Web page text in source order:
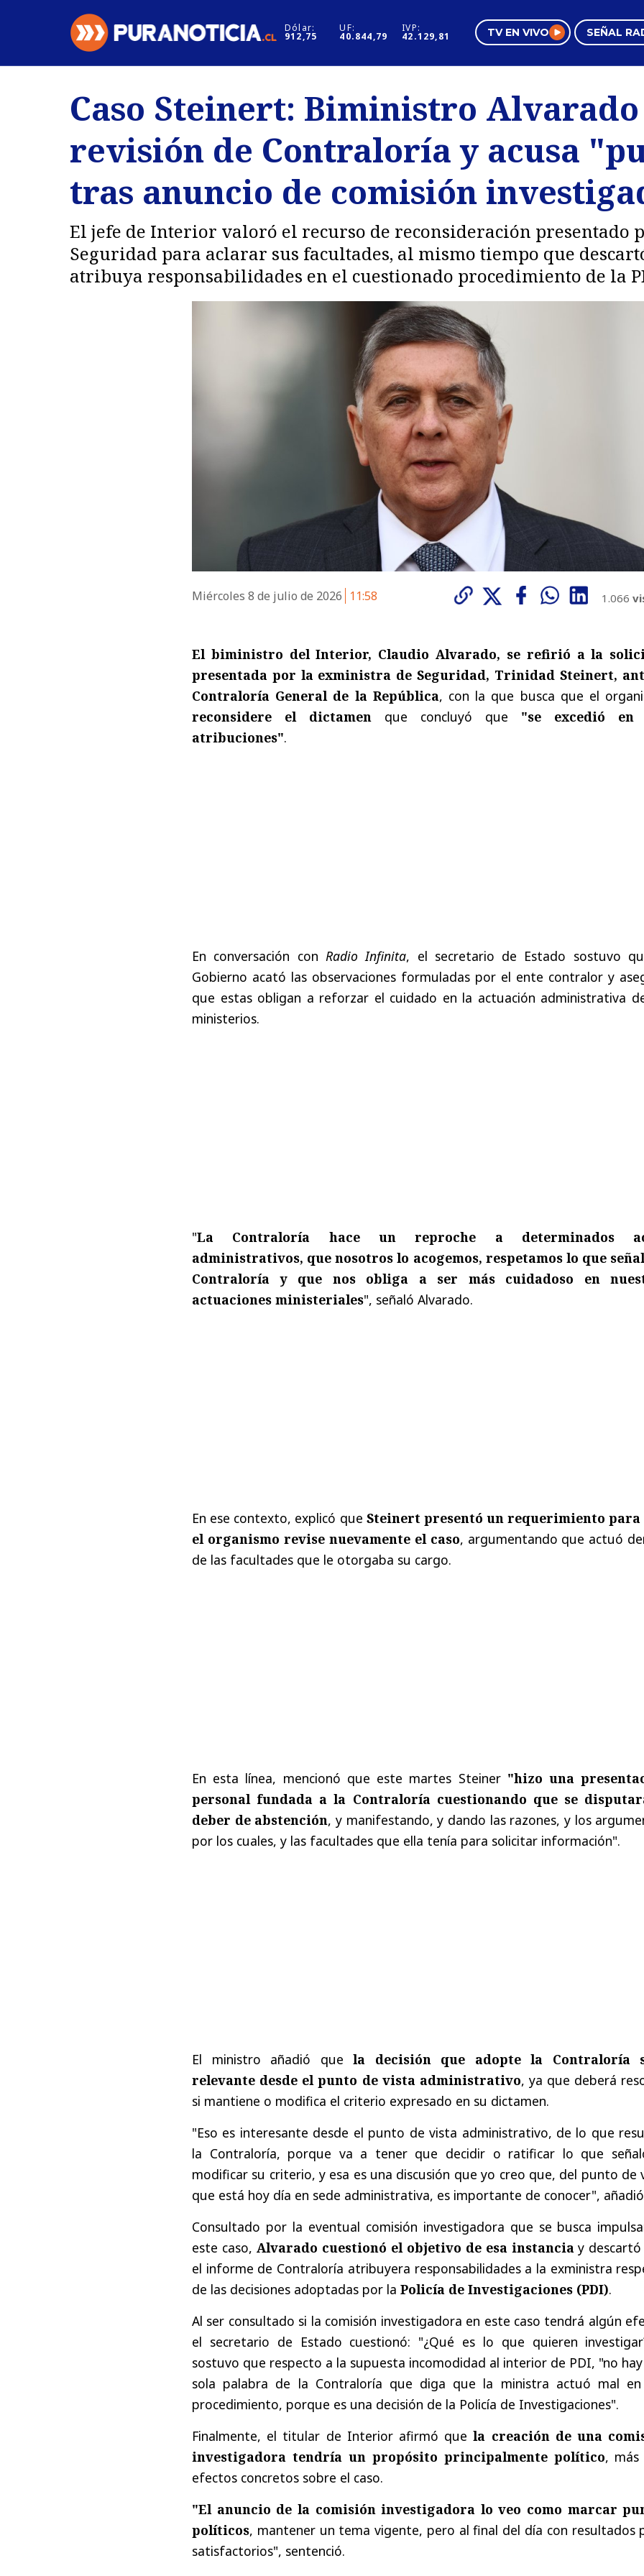
Dólar:
912,75
UF:
40.844,79
IVP:
42.129,81 TV EN VIVO SEÑAL
Regiones
Deportes
Internacional
Motores
Negocios
Pura Mujer
Caso Steinert: Biministro
revisión de Contraloría y acusa
tras anuncio de comisión
El jefe de Interior valoró el recurso de reconsideración presentado
Seguridad para aclarar sus facultades, al mismo tiempo que
atribuya responsabilidades en el cuestionado procedimiento de la
Miércoles 8 de julio de 2026 11:58 1.066
El biministro del Interior, Claudio Alvarado, se refirió a la
presentada por la exministra de Seguridad, Trinidad Steinert,
Contraloría General de la República, con la que busca que el
reconsidere el dictamen que concluyó que "se excedió en
atribuciones".
En conversación con Radio Infinita, el secretario de Estado sostuvo
Gobierno acató las observaciones formuladas por el ente contralor y
que estas obligan a reforzar el cuidado en la actuación administrativa
ministerios.
"La Contraloría hace un reproche a determinados
administrativos, que nosotros lo acogemos, respetamos lo que
Contraloría y que nos obliga a ser más cuidadoso en
actuaciones ministeriales", señaló Alvarado.
En ese contexto, explicó que Steinert presentó un requerimiento para
el organismo revise nuevamente el caso, argumentando que actuó
de las facultades que le otorgaba su cargo.
En esta línea, mencionó que este martes Steiner "hizo una
personal fundada a la Contraloría cuestionando que se
deber de abstención, y manifestando, y dando las razones, y los
por los cuales, y las facultades que ella tenía para solicitar información".
El ministro añadió quela decisión que adopte la Contraloría
relevante desde el punto de vista administrativo, ya que deberá
si mantiene o modifica el criterio expresado en su dictamen.
"Eso es interesante desde el punto de vista administrativo, de lo que
la Contraloría, porque va a tener que decidir o ratificar lo que
modificar su criterio, y esa es una discusión que yo creo que, del punto de
que está hoy día en sede administrativa, es importante de conocer",
Consultado por la eventual comisión investigadora que se busca
este caso, Alvarado cuestionó el objetivo de esa instancia y
el informe de Contraloría atribuyera responsabilidades a la exministra
de las decisiones adoptadas por la Policía de Investigaciones (PDI).
Al ser consultado si la comisión investigadora en este caso tendrá algún
el secretario de Estado cuestionó: "¿Qué es lo que quieren
sostuvo que respecto a la supuesta incomodidad al interior de PDI, "no
sola palabra de la Contraloría que diga que la ministra actuó mal en
procedimiento, porque es una decisión de la Policía de Investigaciones".
Finalmente, el titular de Interior afirmó quela creación de una
investigadora tendría un propósito principalmente político, más
efectos concretos sobre el caso.
"El anuncio de la comisión investigadora lo veo como marcar
políticos, mantener un tema vigente, pero al final del día con resultados
satisfactorios", sentenció.